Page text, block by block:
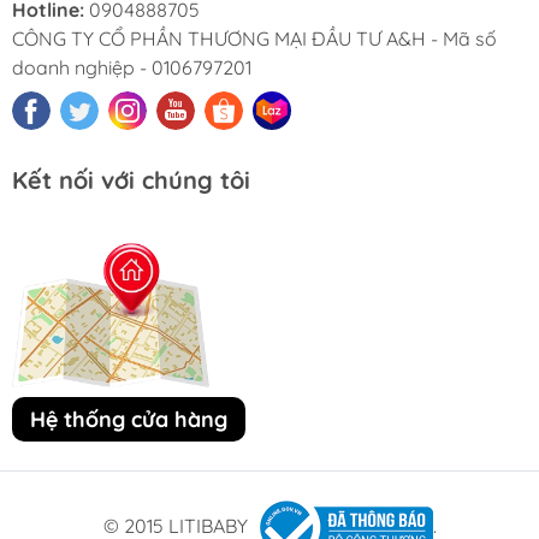
Hotline: 0904888705
CÔNG TY CỔ PHẦN THƯƠNG MẠI ĐẦU TƯ A&H - Mã số
doanh nghiệp - 0106797201
Kết nối với chúng tôi
Hệ thống cửa hàng
© 2015 LITIBABY .